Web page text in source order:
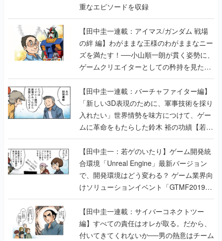
重なエピソードを収録
【田中圭一連載：アイマス/ガンダム 戦場
の絆 編】わがままな王様のわがままなニー
ズを満たす！──小山順一朗が貫く姿勢に、
ゲームクリエイターとしての矜持を見た
【若ゲのいたり最終回】
【田中圭一連載：バーチャファイター編】
「新しい3D表現のために、軍事技術を採り
入れたい」世界情勢を味方につけて、ゲー
ムに革命をもたらした鈴木 裕の功績【若ゲ
のいたり】
【田中圭一：若ゲのいたり】ゲーム開発統
合環境「Unreal Engine」最新バージョン
で、開発環境はどう変わる？ ゲーム業界向
けソリューションイベント「GTMF2019」
に行って、より理解を深めよう【PR】
【田中圭一連載：サイバーコネクトツー
編】すべての責任はオレが取る。だから、
付いてきてくれないか──男の熱意はチーム